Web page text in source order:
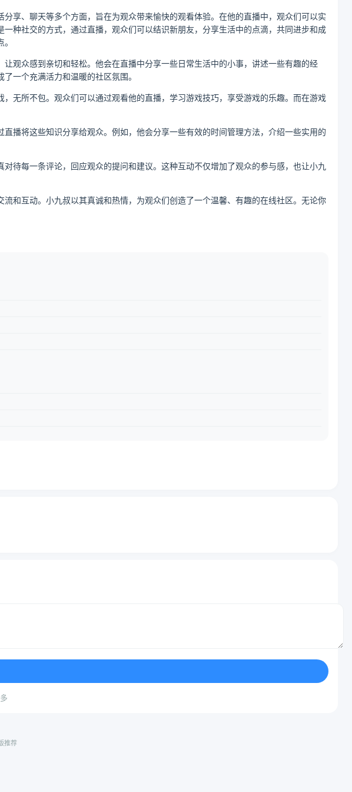
享、聊天等多个方面，旨在为观众带来愉快的观看体验。在他的直播中，观众们可以实
种社交的方式，通过直播，观众们可以结识新朋友，分享生活中的点滴，共同进步和成
观众感到亲切和轻松。他会在直播中分享一些日常生活中的小事，讲述一些有趣的经
一个充满活力和温暖的社区氛围。
无所不包。观众们可以通过观看他的直播，学习游戏技巧，享受游戏的乐趣。而在游戏
播将这些知识分享给观众。例如，他会分享一些有效的时间管理方法，介绍一些实用的
待每一条评论，回应观众的提问和建议。这种互动不仅增加了观众的参与感，也让小九
和互动。小九叔以其真诚和热情，为观众们创造了一个温馨、有趣的在线社区。无论你
推荐